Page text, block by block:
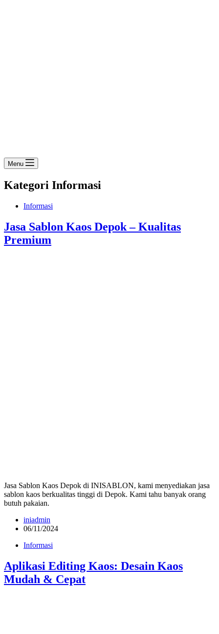
Menu
Kategori Informasi
Informasi
Jasa Sablon Kaos Depok – Kualitas
Premium
Jasa Sablon Kaos Depok di INISABLON, kami menyediakan jasa
sablon kaos berkualitas tinggi di Depok. Kami tahu banyak orang
butuh pakaian.
iniadmin
06/11/2024
Informasi
Aplikasi Editing Kaos: Desain Kaos
Mudah & Cepat